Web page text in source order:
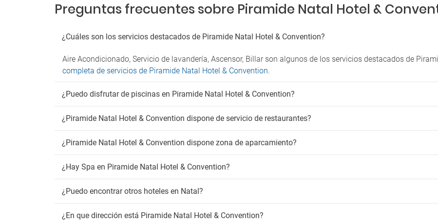
Preguntas frecuentes sobre Piramide Natal Hotel &
¿Cuáles son los servicios destacados de Piramide Natal Hotel & Convention?
Aire Acondicionado, Servicio de lavandería, Ascensor, Billar son algunos de los servicios destacados de
completa de servicios de Piramide Natal Hotel & Convention.
¿Puedo disfrutar de piscinas en Piramide Natal Hotel & Convention?
¿Piramide Natal Hotel & Convention dispone de servicio de restaurantes?
¿Piramide Natal Hotel & Convention dispone zona de aparcamiento?
¿Hay Spa en Piramide Natal Hotel & Convention?
¿Puedo encontrar otros hoteles en Natal?
¿En que dirección está Piramide Natal Hotel & Convention?